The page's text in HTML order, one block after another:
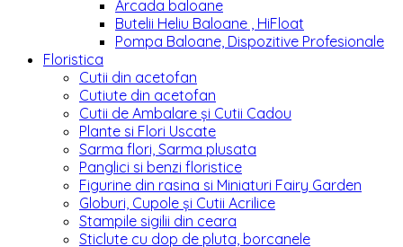
Arcada baloane
Butelii Heliu Baloane , HiFloat
Pompa Baloane, Dispozitive Profesionale
Floristica
Cutii din acetofan
Cutiute din acetofan
Cutii de Ambalare și Cutii Cadou
Plante si Flori Uscate
Sarma flori, Sarma plusata
Panglici si benzi floristice
Figurine din rasina si Miniaturi Fairy Garden
Globuri, Cupole și Cutii Acrilice
Stampile sigilii din ceara
Sticlute cu dop de pluta, borcanele